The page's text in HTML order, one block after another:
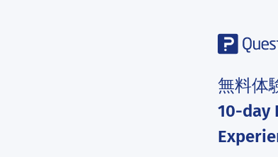
無料体
10-day